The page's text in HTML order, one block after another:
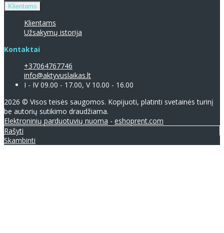
Klientams
Klientams
Užsakymų istorija
Kontaktai
+37064767746
info@aktyvuslaikas.lt
I - IV 09.00 - 17.00, V 10.00 - 16.00
2026 © Visos teisės saugomos. Kopijuoti, platinti svetainės turinį
be autorių sutikimo draudžiama.
Elektroninių parduotuvių nuoma - eshoprent.com
Rašyti
Skambinti